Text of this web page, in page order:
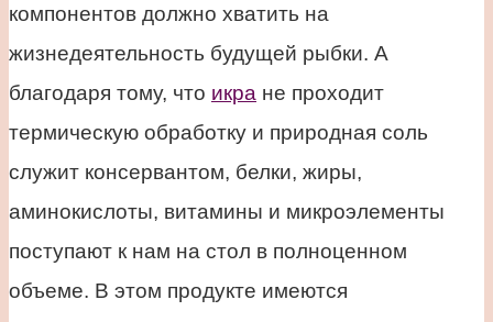
компонентов должно хватить на
жизнедеятельность будущей рыбки. А
благодаря тому, что икра не проходит
термическую обработку и природная соль
служит консервантом, белки, жиры,
аминокислоты, витамины и микроэлементы
поступают к нам на стол в полноценном
объеме. В этом продукте имеются